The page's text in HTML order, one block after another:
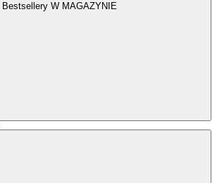
Bestsellery W MAGAZYNIE